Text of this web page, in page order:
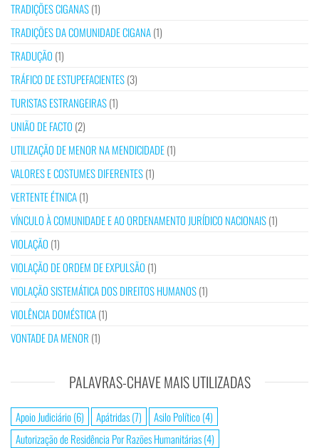
TRADIÇÕES CIGANAS(1)
TRADIÇÕES DA COMUNIDADE CIGANA(1)
TRADUÇÃO (1)
TRÁFICO DE ESTUPEFACIENTES(3)
TURISTAS ESTRANGEIRAS(1)
UNIÃO DE FACTO (2)
UTILIZAÇÃO DE MENOR NA MENDICIDADE(1)
VALORES E COSTUMES DIFERENTES(1)
VERTENTE ÉTNICA(1)
VÍNCULO À COMUNIDADE E AO ORDENAMENTO JURÍDICO NACIONAIS(1)
VIOLAÇÃO (1)
VIOLAÇÃO DE ORDEM DE EXPULSÃO (1)
VIOLAÇÃO SISTEMÁTICA DOS DIREITOS HUMANOS(1)
VIOLÊNCIA DOMÉSTICA(1)
VONTADE DA MENOR (1)
PALAVRAS-CHAVE MAIS UTILIZADAS
Apoio Judiciário(6) Apátridas(7) Asilo Político(4)
Autorização de Residência Por Razões Humanitárias(4)